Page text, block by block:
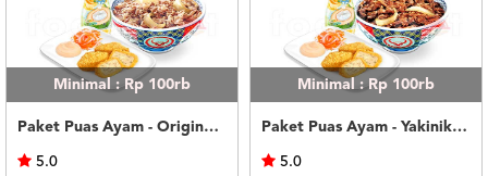
Minimal : Rp 100rb
Paket Puas Ayam - Original Beef Paket Puas (R)
5.0
Minimal : Rp 100rb
Paket Puas Ayam - Yakiniku Beef Paket Puas (R)
5.0